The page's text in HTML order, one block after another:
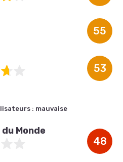
55
53
: mauvaise
Monde
48